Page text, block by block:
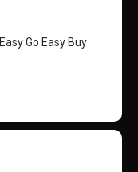
Easy Go Easy Buy